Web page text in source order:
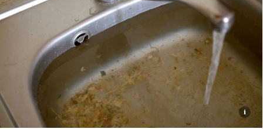
i